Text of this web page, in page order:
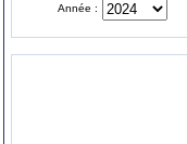
Année :